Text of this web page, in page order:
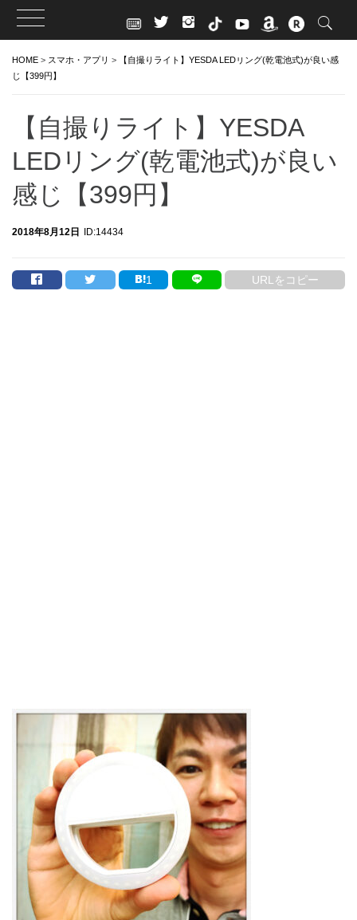
HOME > スマホ・アプリ >
【自撮りライト】YESDA LEDリング(乾電池式)が良い感
じ【399円】
【自撮りライト】YESDA
LEDリング(乾電池式)が良い
感じ【399円】
2018年8月12日 ID:14434
1 URLをコピー